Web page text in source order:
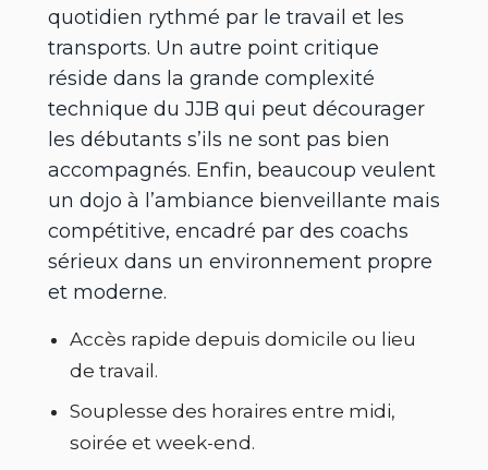
quotidien rythmé par le travail et les
transports. Un autre point critique
réside dans la grande complexité
technique du JJB qui peut décourager
les débutants s’ils ne sont pas bien
accompagnés. Enfin, beaucoup veulent
un dojo à l’ambiance bienveillante mais
compétitive, encadré par des coachs
sérieux dans un environnement propre
et moderne.
Accès rapide depuis domicile ou lieu
de travail.
Souplesse des horaires entre midi,
soirée et week-end.